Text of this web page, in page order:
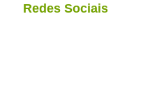
Redes Sociais